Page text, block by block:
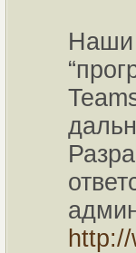
Наши